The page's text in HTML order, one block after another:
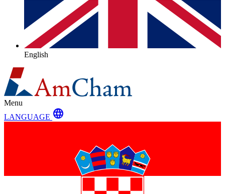
English
Menu
LANGUAGE language